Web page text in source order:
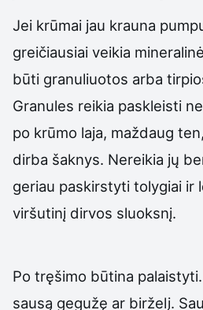
Jei krūmai jau krauna
greičiausiai veikia
būti granuliuotos arba
Granules reikia paskleisti
po krūmo laja, maždaug
dirba šaknys. Nereikia jų
geriau paskirstyti tolygiai ir
viršutinį dirvos sluoksnį.
Po tręšimo būtina
sausą gegužę ar birželį.